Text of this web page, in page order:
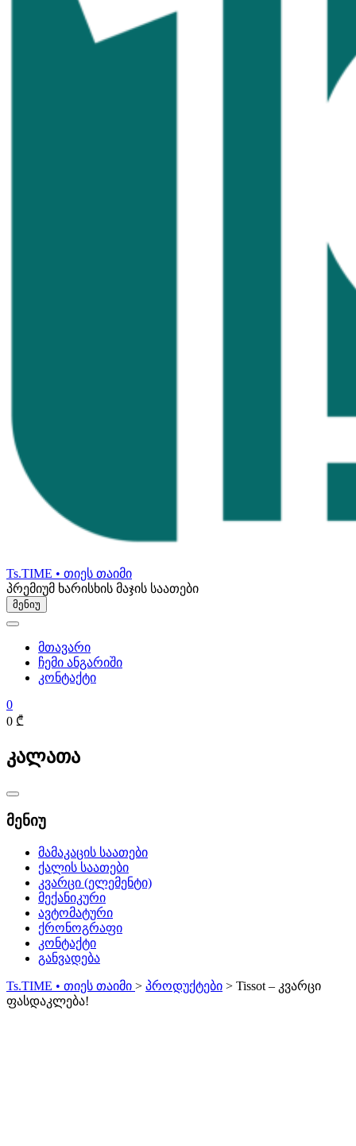
Ts.TIME • თიეს თაიმი
პრემიუმ ხარისხის მაჯის საათები
მენიუ
მთავარი
ჩემი ანგარიში
კონტაქტი
0
0 ₾
კალათა
Catalog
Menu
მენიუ
მამაკაცის საათები
ქალის საათები
კვარცი (ელემენტი)
მექანიკური
ავტომატური
ქრონოგრაფი
კონტაქტი
განვადება
Ts.TIME • თიეს თაიმი > პროდუქტები > Tissot – კვარცი
ფასდაკლება!